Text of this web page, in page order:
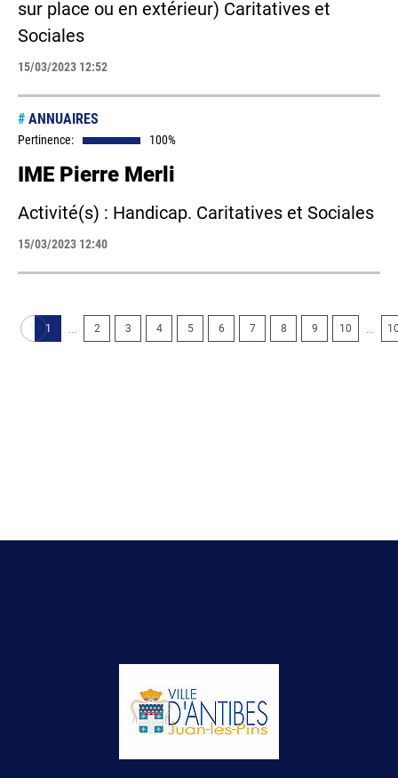
sur place ou en extérieur) Caritatives et
Sociales
15/03/2023 12:52
# ANNUAIRES
Pertinence: 100%
IME Pierre Merli
Activité(s) : Handicap. Caritatives et Sociales
15/03/2023 12:40
1 2 3 4 5 6 7 8 9 10